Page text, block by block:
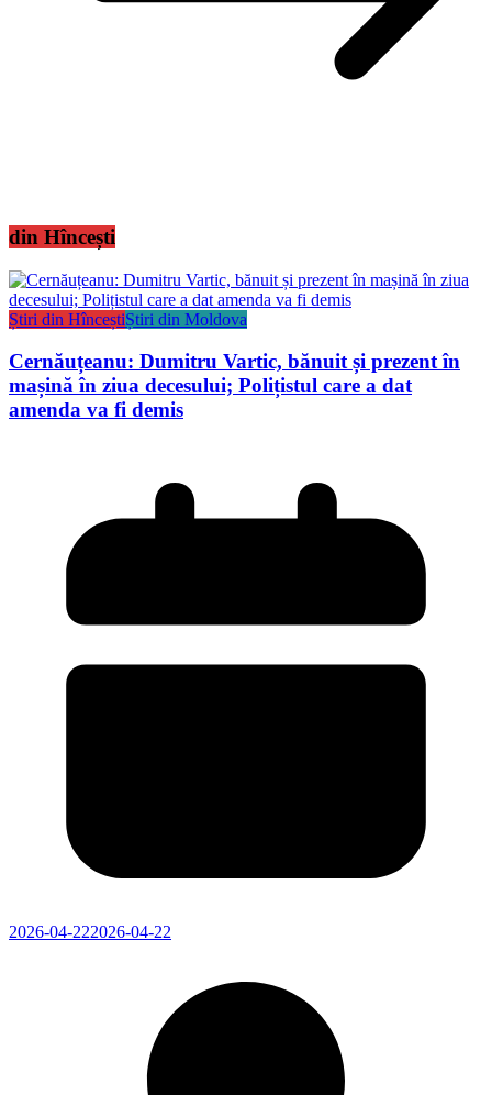
din Hîncești
Știri din HînceștiȘtiri din Moldova
Cernăuțeanu: Dumitru Vartic, bănuit și prezent în
mașină în ziua decesului; Polițistul care a dat
amenda va fi demis
2026-04-222026-04-22